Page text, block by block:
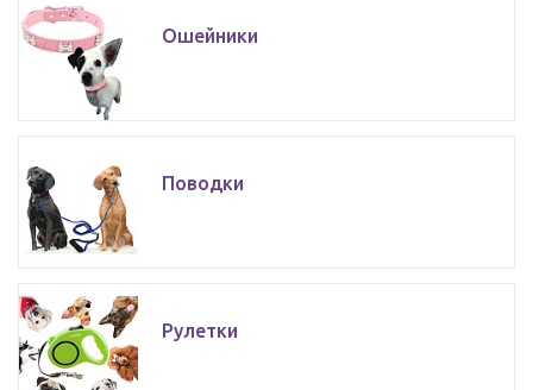
Ошейники
Поводки
Рулетки